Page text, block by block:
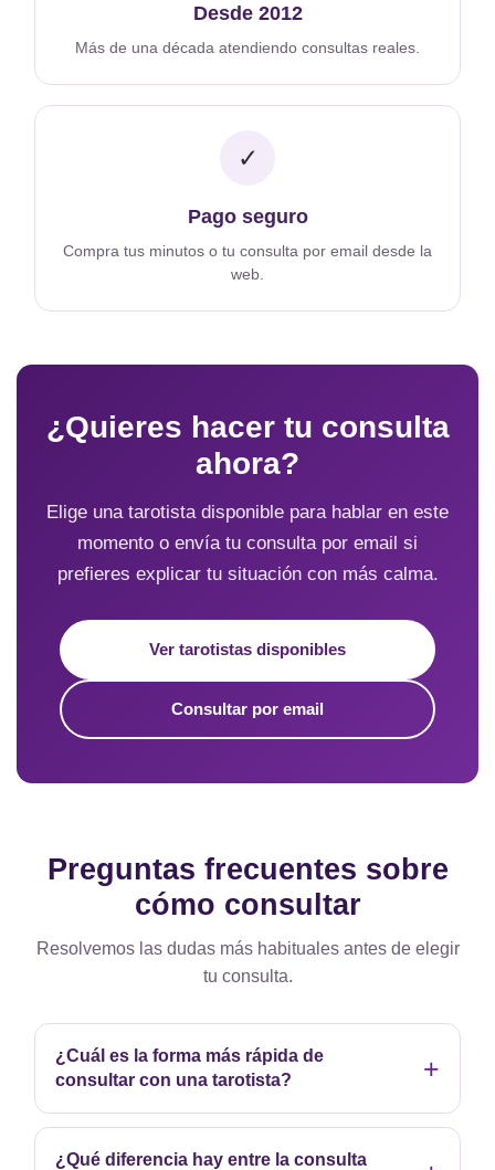
Desde 2012
Más de una década atendiendo consultas reales.
✓
Pago seguro
Compra tus minutos o tu consulta por email desde la
web.
¿Quieres hacer tu consulta
ahora?
Elige una tarotista disponible para hablar en este
momento o envía tu consulta por email si
prefieres explicar tu situación con más calma.
Ver tarotistas disponibles
Consultar por email
Preguntas frecuentes sobre
cómo consultar
Resolvemos las dudas más habituales antes de elegir
tu consulta.
¿Cuál es la forma más rápida de
consultar con una tarotista?
¿Qué diferencia hay entre la consulta